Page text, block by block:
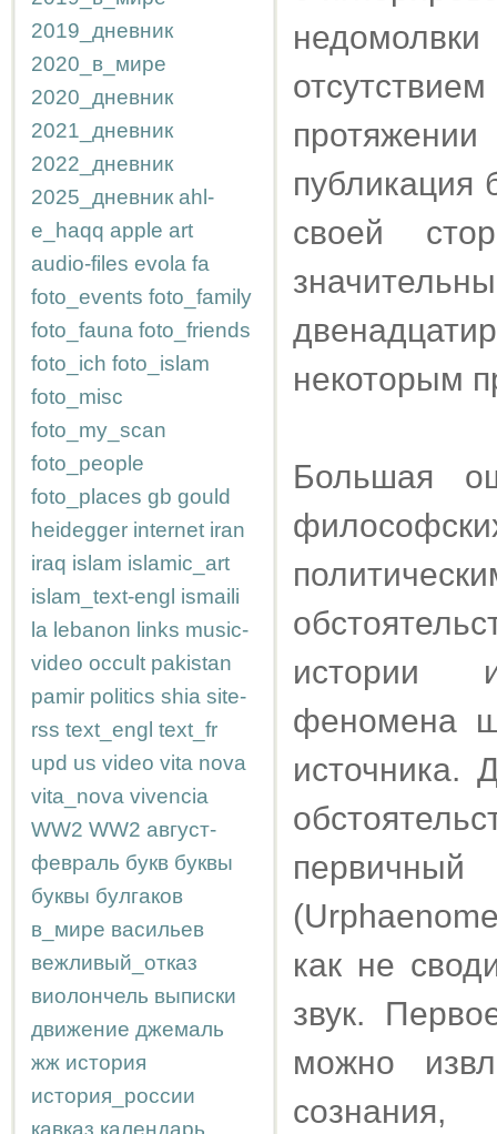
2019_дневник
2020_в_мире
2020_дневник
2021_дневник
2022_дневник
2025_дневник ahl-
e_haqq apple art
audio-files evola fa
foto_events foto_family
foto_fauna foto_friends
foto_ich foto_islam
foto_misc
foto_my_scan
foto_people
foto_places gb gould
heidegger internet iran
iraq islam islamic_art
islam_text-engl ismaili
la lebanon links music-
video occult pakistan
pamir politics shia site-
rss text_engl text_fr
upd us video vita nova
vita_nova vivencia
WW2 WW2 август-
февраль букв буквы
буквы булгаков
в_мире васильев
вежливый_отказ
виолончель выписки
движение джемаль
жж история
история_россии
кавказ календарь
публикация
своей
некоторым
Большая
истории
феномена
источника.
как не
звук.
можно